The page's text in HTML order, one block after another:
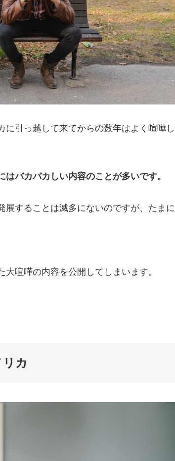
に引っ越して来てからの数年はよく喧嘩し
バカバカしい内容のことが多いです。
展することは滅多にないのですが、たまに
大喧嘩の内容を公開 してしまいます。
カ